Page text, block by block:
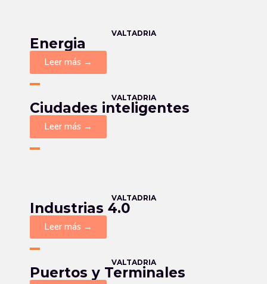
VALTADRIA
Energia
Leer más →
VALTADRIA
Ciudades inteligentes
Leer más →
VALTADRIA
Industrias 4.0
Leer más →
VALTADRIA
Puertos y Terminales